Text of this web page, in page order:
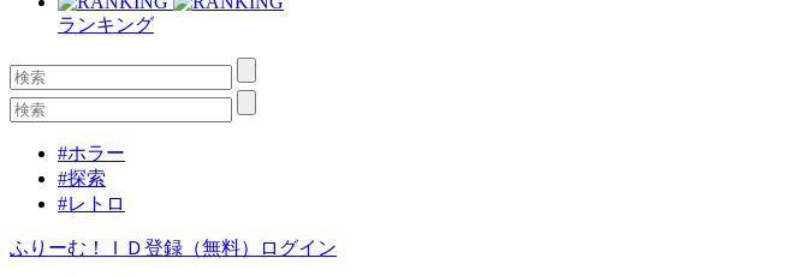
ランキング
#ホラー
#探索
#レトロ
ふりーむ！ＩＤ登録（無料） ログイン